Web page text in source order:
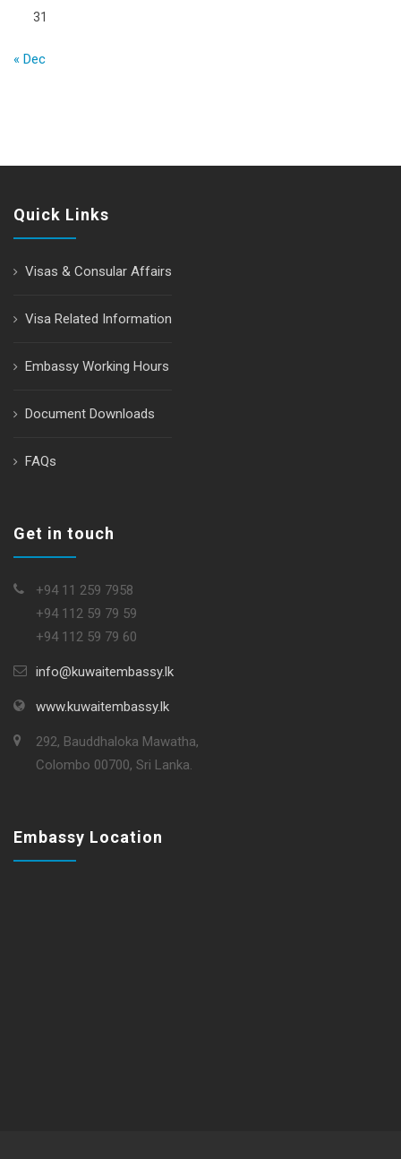
31
« Dec
Quick Links
Visas & Consular Affairs
Visa Related Information
Embassy Working Hours
Document Downloads
FAQs
Get in touch
+94 11 259 7958
+94 112 59 79 59
+94 112 59 79 60
info@kuwaitembassy.lk
www.kuwaitembassy.lk
292, Bauddhaloka Mawatha,
Colombo 00700, Sri Lanka.
Embassy Location